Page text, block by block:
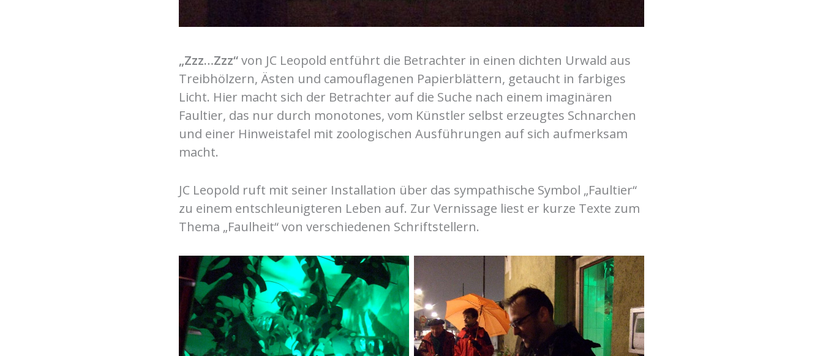
„Zzz…Zzz“von JC Leopold entführt die Betrachter in einen dichten Urwald aus
Treibhölzern, Ästen und camouflagenen Papierblättern, getaucht in farbiges
Licht. Hier macht sich der Betrachter auf die Suche nach einem imaginären
Faultier, das nur durch monotones, vom Künstler selbst erzeugtes Schnarchen
und einer Hinweistafel mit zoologischen Ausführungen auf sich aufmerksam
macht.
JC Leopold ruft mit seiner Installation über das sympathische Symbol „Faultier“
zu einem entschleunigteren Leben auf. Zur Vernissage liest er kurze Texte zum
Thema „Faulheit“ von verschiedenen Schriftstellern.